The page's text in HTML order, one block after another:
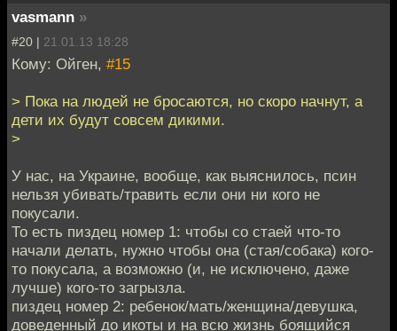
vasmann »
#20 | 21.01.13 18:28
Кому: Ойген, #15
> Пока на людей не бросаются, но скоро начнут, а
дети их будут совсем дикими.
>
У нас, на Украине, вообще, как выяснилось, псин
нельзя убивать/травить если они ни кого не
покусали.
То есть пиздец номер 1: чтобы со стаей что-то
начали делать, нужно чтобы она (стая/собака) кого-
то покусала, а возможно (и, не исключено, даже
лучше) кого-то загрызла.
пиздец номер 2: ребенок/мать/женщина/девушка,
доведенный до икоты и на всю жизнь боящийся